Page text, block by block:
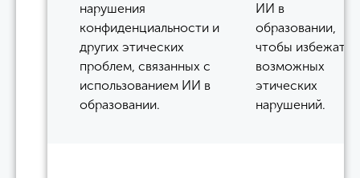
нарушения
конфиденциальности и
других этических
проблем, связанных с
использованием ИИ в
образовании.
ИИ в
образовании,
чтобы избежать
возможных
этических
нарушений.